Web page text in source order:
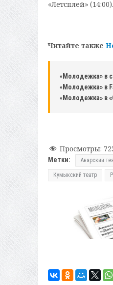
«Летсплей» (14:00).
Читайте также
« Молодежка» в
« Молодежка» в
« Молодежка» в
Просмотры:
Метки: Аварский
Кумыкский театр